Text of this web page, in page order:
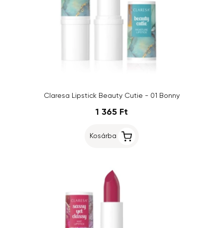
Claresa Lipstick Beauty Cutie - 01 Bonny
1 365 Ft
Kosárba